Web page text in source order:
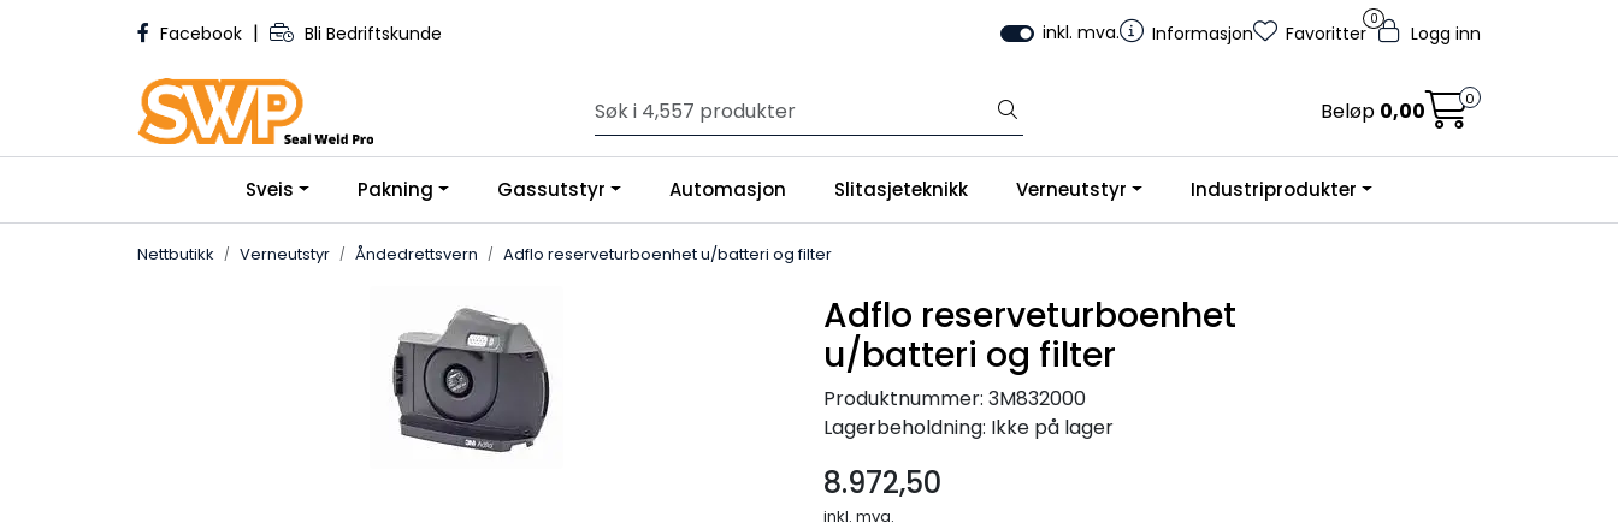
Facebook | Bli Bedriftskunde inkl. mva. Informasjon
0
Favoritter Logg inn
Beløp 0,00 0
Sveis Pakning Gassutstyr Automasjon Slitasjeteknikk Verneutstyr Industriprodukter
Nettbutikk Verneutstyr Åndedrettsvern Adflo reserveturboenhet u/batteri og filter
Adflo reserveturboenhet
u/batteri og filter
Produktnummer: 3M832000
Lagerbeholdning: Ikke på lager
8.972,50
inkl. mva.